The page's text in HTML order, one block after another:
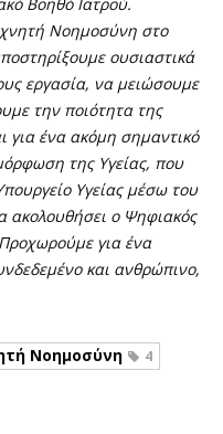
Νοημοσύνη στο
ουσιαστικά
εργασία, να μειώσουμε
την ποιότητα της
για ένα ακόμη σημαντικό
της Υγείας, που
Υγείας μέσω του
ακολουθήσει ο Ψηφιακός
για ένα
και ανθρώπινο,
Νοημοσύνη 4